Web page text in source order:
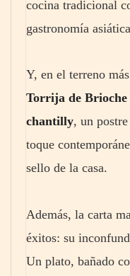
cocina tradicional
gastronomía
Y, en el terreno
Torrija de Brioche
chantilly, un
toque
sello de la casa.
Además, la carta
éxitos: su
Un plato, bañado